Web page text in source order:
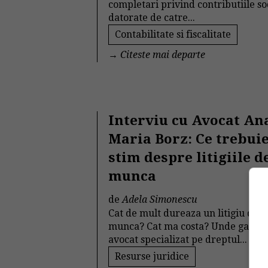
completari privind contributiile
datorate de catre...
Contabilitate si fiscalitate
→ Citeste mai departe
Interviu cu Avocat
Maria Borz: Ce
stim despre litigiile
munca
deAdela Simonescu
Cat de mult dureaza un litigiu de
munca? Cat ma costa? Unde gasesc
avocat specializat pe dreptul...
Resurse juridice